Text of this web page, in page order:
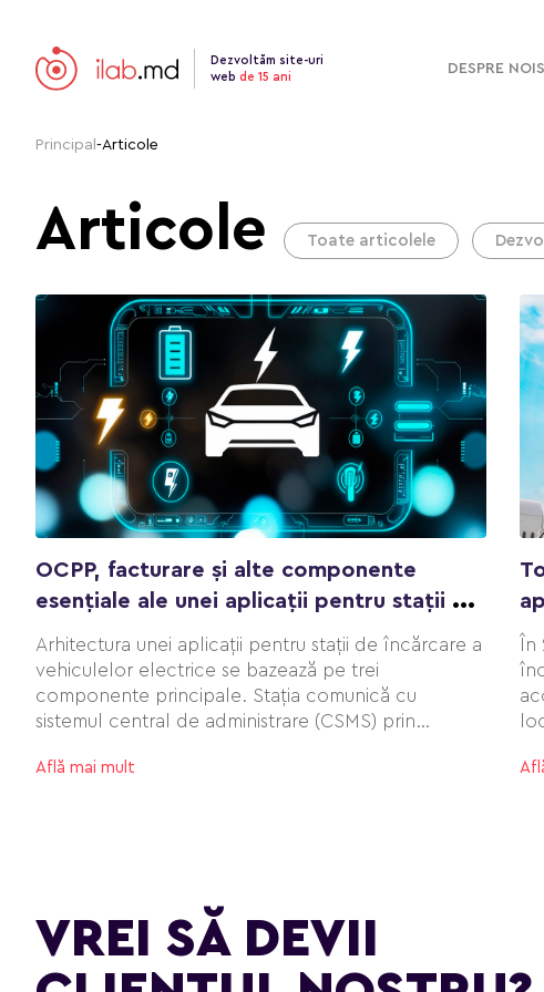
Dezvoltăm site-uri
web de 15 ani
DESPRE NOI
Principal -Articole
Articole Toate articolele
OCPP, facturare și alte componente
esențiale ale unei aplicații pentru stații de
încărcare
Arhitectura unei aplicații pentru stații de încărcare a
vehiculelor electrice se bazează pe trei
componente principale. Stația comunică cu
sistemul central de administrare (CSMS) prin
către aplicația mobilă și calculează facturarea pe
Află mai mult
VREI SĂ DEVII